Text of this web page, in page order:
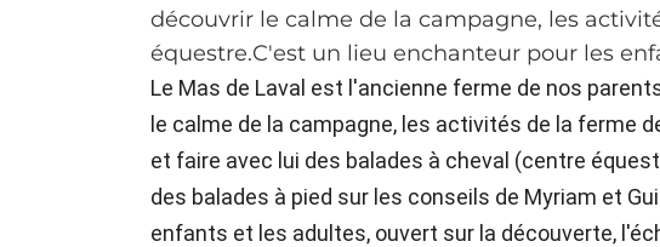
découvrir le calme de la campagne, les
équestre.C'est un lieu enchanteur pour les
Le Mas de Laval est l'ancienne ferme de nos
le calme de la campagne, les activités de la ferme
et faire avec lui des balades à cheval (centre
des balades à pied sur les conseils de Myriam et
enfants et les adultes, ouvert sur la découverte,